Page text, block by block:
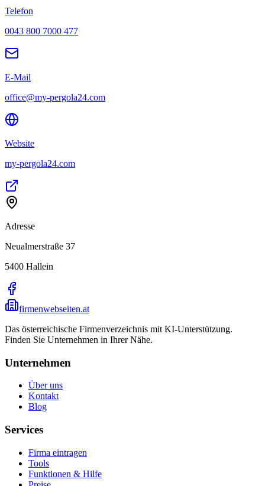
Telefon
0043 800 7000 477
E-Mail
office@my-pergola24.com
Website
my-pergola24.com
Adresse
Neualmerstraße 37
5400 Hallein
firmenwebseiten.at
Das österreichische Firmenverzeichnis mit KI-Unterstützung.
Finden Sie Unternehmen in Ihrer Nähe.
Unternehmen
Über uns
Kontakt
Blog
Services
Firma eintragen
Tools
Funktionen & Hilfe